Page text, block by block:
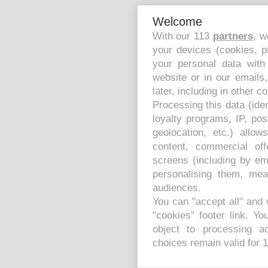
Welcome
With our 113 partners,
your devices (cookies,
your personal data
website or in our
later, including in other
Processing this data
loyalty programs, IP,
geolocation, etc.)
content, commercial
screens (including by
personalising them,
audiences.
You can "accept all"
"cookies" footer link.
object to processing
choices remain valid for